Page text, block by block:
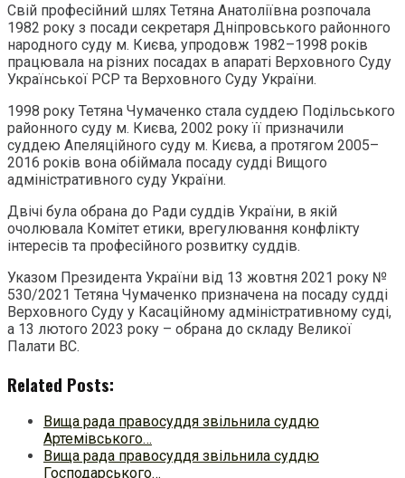
Свій професійний шлях Тетяна Анатоліївна розпочала
1982 року з посади секретаря Дніпровського районного
народного суду м. Києва, упродовж 1982–1998 років
працювала на різних посадах в апараті Верховного Суду
Української РСР та Верховного Суду України.
1998 року Тетяна Чумаченко стала суддею Подільського
районного суду м. Києва, 2002 року ­її призначили
суддею Апеляційного суду м. Києва, а протягом 2005–
2016 років вона обіймала посаду судді Вищого
адміністративного суду України.
Двічі була обрана до Ради суддів України, в якій
очолювала Комітет етики, врегулювання конфлікту
інтересів та професійного розвитку суддів.
Указом Президента України від 13 жовтня 2021 року №
530/2021 Тетяна Чумаченко призначена на посаду судді
Верховного Суду у Касаційному адміністративному суді,
а 13 лютого 2023 року – обрана до складу Великої
Палати ВС.
Related Posts:
Вища рада правосуддя звільнила суддю
Артемівського…
Вища рада правосуддя звільнила суддю
Господарського…